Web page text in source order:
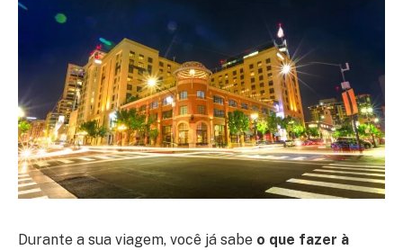
Durante a sua viagem, você já sabe o que fazer à